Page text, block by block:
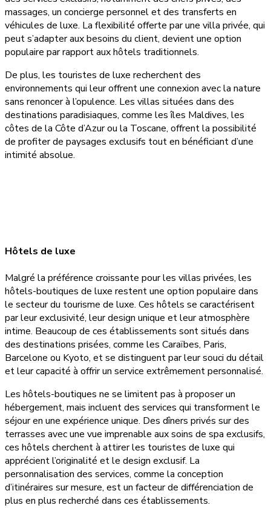
massages, un concierge personnel et des transferts en
véhicules de luxe. La flexibilité offerte par une villa privée, qui
peut s’adapter aux besoins du client, devient une option
populaire par rapport aux hôtels traditionnels.
De plus, les touristes de luxe recherchent des
environnements qui leur offrent une connexion avec la nature
sans renoncer à l’opulence. Les villas situées dans des
destinations paradisiaques, comme les îles Maldives, les
côtes de la Côte d’Azur ou la Toscane, offrent la possibilité
de profiter de paysages exclusifs tout en bénéficiant d’une
intimité absolue.
Hôtels de luxe
Malgré la préférence croissante pour les villas privées, les
hôtels-boutiques de luxe restent une option populaire dans
le secteur du tourisme de luxe. Ces hôtels se caractérisent
par leur exclusivité, leur design unique et leur atmosphère
intime. Beaucoup de ces établissements sont situés dans
des destinations prisées, comme les Caraïbes, Paris,
Barcelone ou Kyoto, et se distinguent par leur souci du détail
et leur capacité à offrir un service extrêmement personnalisé.
Les hôtels-boutiques ne se limitent pas à proposer un
hébergement, mais incluent des services qui transforment le
séjour en une expérience unique. Des dîners privés sur des
terrasses avec une vue imprenable aux soins de spa exclusifs,
ces hôtels cherchent à attirer les touristes de luxe qui
apprécient l’originalité et le design exclusif. La
personnalisation des services, comme la conception
d’itinéraires sur mesure, est un facteur de différenciation de
plus en plus recherché dans ces établissements.